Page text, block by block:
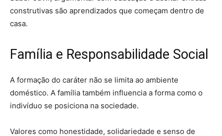
construtivas são aprendizados que começam dentro de
casa.
Família e Responsabilidade Social
A formação do caráter não se limita ao ambiente
doméstico. A família também influencia a forma como o
indivíduo se posiciona na sociedade.
Valores como honestidade, solidariedade e senso de